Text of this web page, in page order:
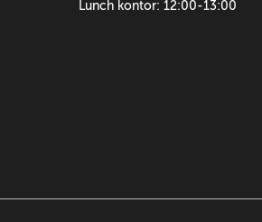
Lunch kontor: 12:00-13:00